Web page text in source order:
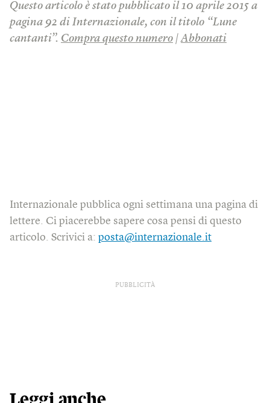
Questo articolo è stato pubblicato il 10 aprile 2015 a
pagina 92 di Internazionale, con il titolo “Lune
cantanti”. Compra questo numero |Abbonati
Internazionale pubblica ogni settimana una pagina di
lettere. Ci piacerebbe sapere cosa pensi di questo
articolo. Scrivici a: posta@internazionale.it
PUBBLICITÀ